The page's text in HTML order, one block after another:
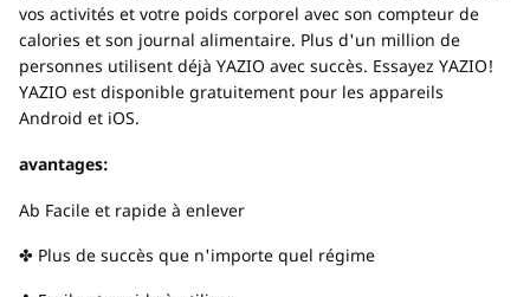
vos activités et votre poids corporel avec son compteur de
calories et son journal alimentaire. Plus d'un million de
personnes utilisent déjà YAZIO avec succès. Essayez YAZIO!
YAZIO est disponible gratuitement pour les appareils
Android et iOS.
avantages:
Ab Facile et rapide à enlever
✤ Plus de succès que n'importe quel régime